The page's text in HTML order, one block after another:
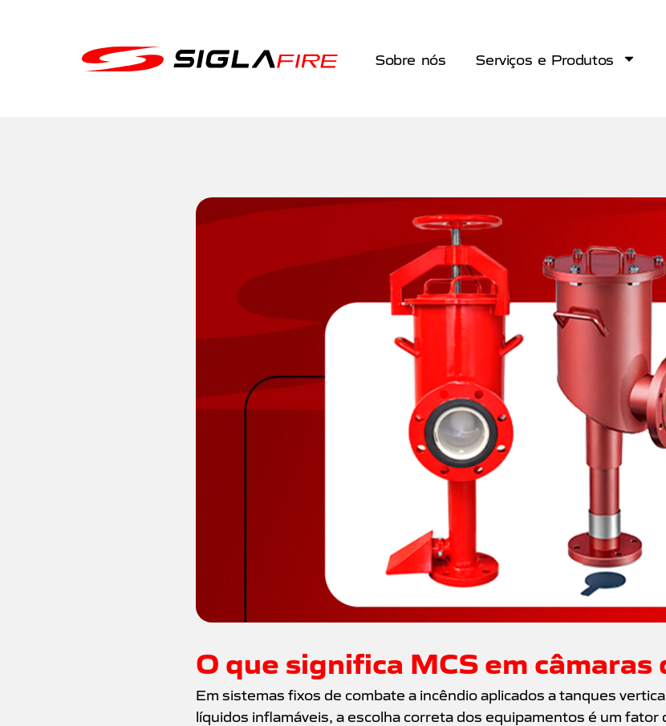
Sobre nós Serviços e Produtos
O que significa MCS em câmaras
Em sistemas fixos de combate a incêndio aplicados a tanques
líquidos inflamáveis, a escolha correta dos equipamentos é um